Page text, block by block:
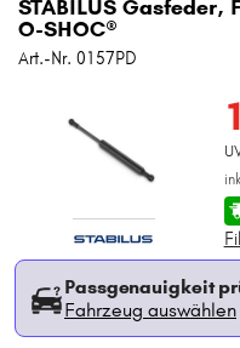
STABILUS Gasfeder,
O-SHOC®
Art.-Nr. 0157PD
Passgenauigkeit
Fahrzeug auswählen